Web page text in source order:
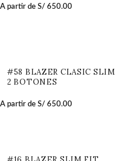
A partir de S/ 650.00
#58 BLAZER CLASIC SLIM
2 BOTONES
A partir de S/ 650.00